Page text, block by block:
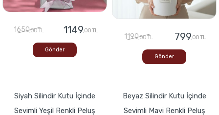
1650,00 TL 1149,00 TL
Gönder
1190,00 TL 799,00 TL
Gönder
Siyah Silindir Kutu İçinde
Sevimli Yeşil Renkli Peluş
Beyaz Silindir Kutu İçinde
Sevimli Mavi Renkli Peluş